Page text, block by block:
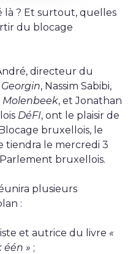
là ? Et surtout, quelles
du blocage
directeur du
, Nassim Sabibi,
Molenbeek, et Jonathan
DéFI, ont le plaisir de
bruxellois, le
tiendra le mercredi 3
bruxellois.
plusieurs
:
et autrice du livre «
één » ;